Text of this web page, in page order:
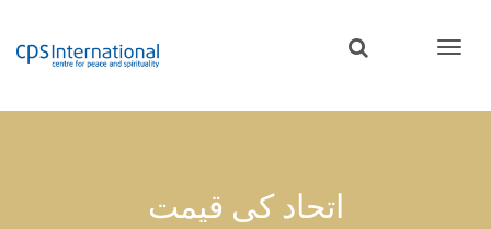
content
اتحاد کی قیمت